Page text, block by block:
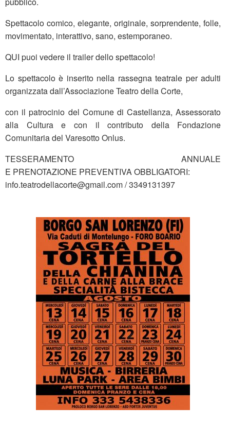
Spettacolo comico, elegante, originale, sorprendente, folle,
movimentato, interattivo, sano, estemporaneo.
QUI puoi vedere il trailer dello spettacolo!
Lo spettacolo è inserito nella rassegna teatrale per adulti
organizzata dall’Associazione Teatro della Corte,
con il patrocinio del Comune di Castellanza, Assessorato
alla Cultura e con il contributo della Fondazione
Comunitaria del Varesotto Onlus.
TESSERAMENTO ANNUALE
E PRENOTAZIONE PREVENTIVA OBBLIGATORI:
info.teatrodellacorte@gmail.com / 3349131397